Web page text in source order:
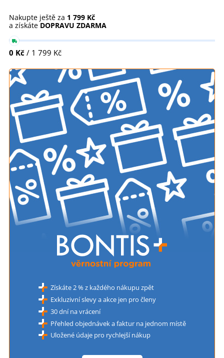
Nakupte ještě za 1 799 Kč
a získáte DOPRAVU ZDARMA
0 Kč / 1 799 Kč
Získáte 2 % z každého nákupu zpět
Exkluzivní slevy a akce jen pro členy
30 dní na vrácení
Přehled objednávek a faktur na jednom místě
Uložené údaje pro rychlejší nákup